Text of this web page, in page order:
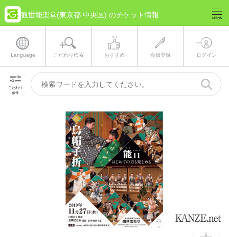
観世能楽堂(東京都 中央区) のチケット情報
Language こだわり検索 おすすめ 会員登録 ログイン
こだわり
条件